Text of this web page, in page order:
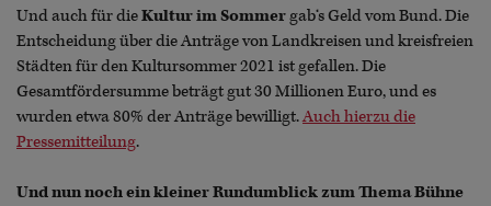
Und auch für dieKultur im Sommergab‘s Geld vom Bund. Die
Entscheidung über die Anträge von Landkreisen und kreisfreien
Städten für den Kultursommer 2021 ist gefallen. Die
Gesamtfördersumme beträgt gut 30 Millionen Euro, und es
wurden etwa 80% der Anträge bewilligt.Auch hierzu die
Pressemitteilung.
Und nun noch ein kleiner Rundumblick zum Thema Bühne